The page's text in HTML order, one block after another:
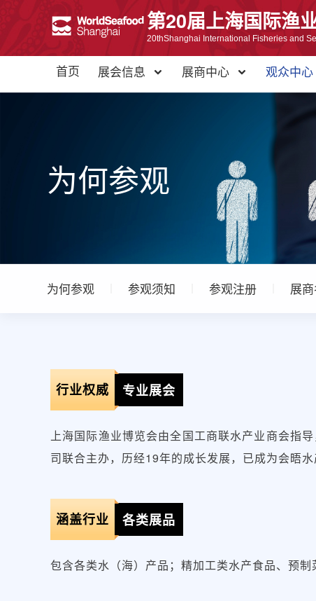
第20届上海国际渔
20thShanghai International Fisheries and
首页 展会信息 展商中心 观众中心
为何参观
为何参观 参观须知 参观注册 展
行业权威 专业展会
上海国际渔业博览会由全国工商联水产业商会指
司联合主办，历经19年的成长发展，已成为会晤
涵盖行业 各类展品
包含各类水（海）产品；精加工类水产食品、预